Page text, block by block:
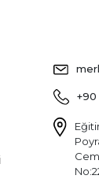
+90